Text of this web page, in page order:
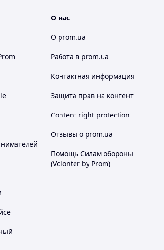
О нас
О prom.ua
Работа в prom.ua
Контактная информация
Защита прав на контент
Content right protection
Отзывы о prom.ua
Помощь Силам обороны
(Volonter by Prom)